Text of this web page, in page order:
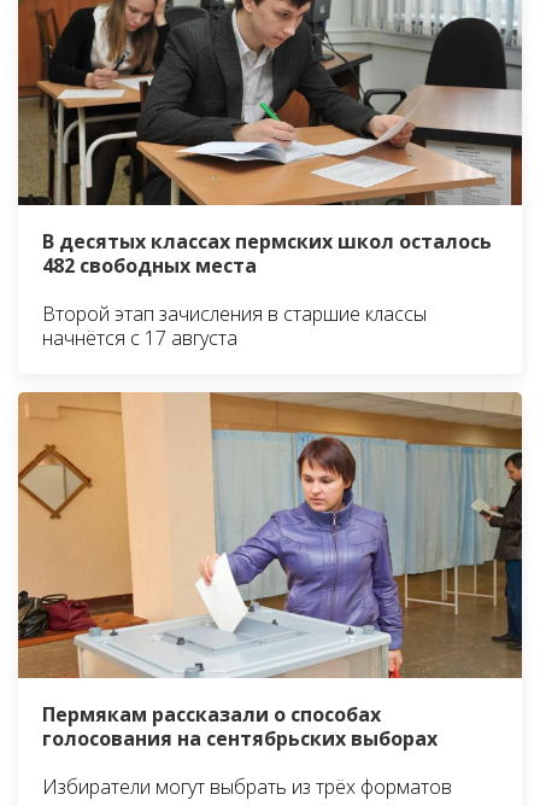
В десятых классах пермских школ осталось
482 свободных места
Второй этап зачисления в старшие классы
начнётся с 17 августа
Пермякам рассказали о способах
голосования на сентябрьских выборах
Избиратели могут выбрать из трёх форматов